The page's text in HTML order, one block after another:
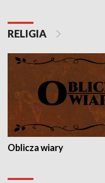
RELIGIA
Oblicza wiary